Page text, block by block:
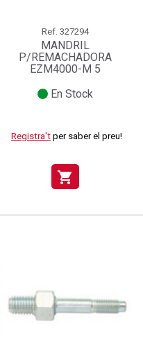
Ref. 327294
MANDRIL
P/REMACHADORA
EZM4000-M 5
En Stock
Registra't per saber el preu!
shopping_cart